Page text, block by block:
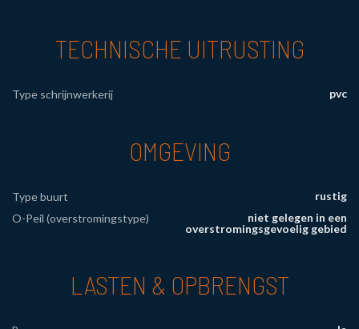
TECHNISCHE UITRUSTING
Type schrijnwerkerij pvc
OMGEVING
Type buurt
rustig
O-Peil (overstromingstype)
niet gelegen in een
overstromingsgevoelig gebied
LASTEN & OPBRENGST